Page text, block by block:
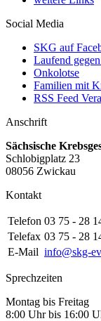
Social Media
SKG auf
Laufend
Onkolotse
Familien mit
RSS Feed
Anschrift
Sächsische
Schlobigplatz 23
08056 Zwickau
Kontakt
Telefon 03 75 - 28
Telefax 03 75 - 28
E-Mail info@skg-
Sprechzeiten
Montag bis Freitag
8:00 Uhr bis 16:00